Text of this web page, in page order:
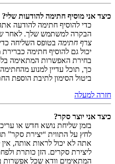
כיצד אני מוסיף חתימה להודעות שלי?
כדי להוסיף חתימה להודעה
הבקרה למשתמש שלך. לאחר
צרף חתימה בטופס השליחה
יכול גם להוסיף חתימה
בחירת האפשרות המתאימה
כך, תוכל עדיין למנוע
ביטול הסימון לתיבת הוספת
חזרה למעלה
כיצד אני יוצר סקר?
בזמן שליחת נושא חדש או
לחץ על התווית “יצירת
אתה לא יכול לראות אותה,
ליצירת סקרים. הזן כותרת
המתאימים וודא שכל